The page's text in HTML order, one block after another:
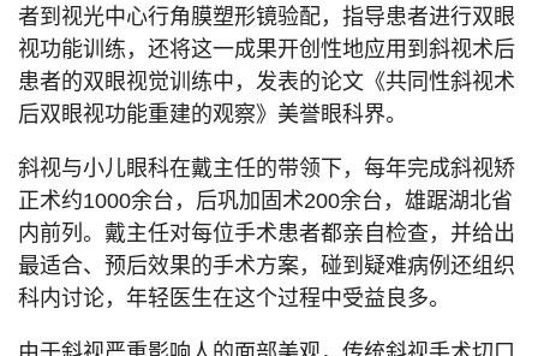
者到视光中心行角膜塑形镜验配，指导患者进行双眼
视功能训练，还将这一成果开创性地应用到斜视术后
患者的双眼视觉训练中，发表的论文《共同性斜视术
后双眼视功能重建的观察》美誉眼科界。
斜视与小儿眼科在戴主任的带领下，每年完成斜视矫
正术约1000余台，后巩加固术200余台，雄踞湖北省
内前列。戴主任对每位手术患者都亲自检查，并给出
最适合、预后效果的手术方案，碰到疑难病例还组织
科内讨论，年轻医生在这个过程中受益良多。